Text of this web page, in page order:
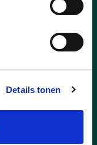
Details tonen
voor
van Klein-
Laakdal.